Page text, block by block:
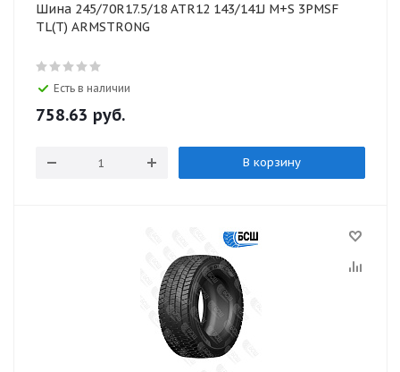
Шина 245/70R17.5/18 ATR12 143/141J M+S 3PMSF
TL(T) ARMSTRONG
Есть в наличии
758.63 руб.
В корзину